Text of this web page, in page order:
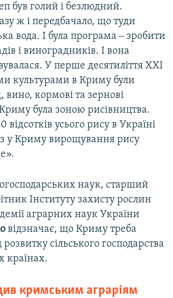
був голий і безлюдний.
ж і передбачало, що туди
вода. І була програма ‒ зробити
і виноградників. І вона
У перше десятиліття ХХI
культурами в Криму були
кормові та зернові
була зоною рисівництва.
усього рису в Україні
у Криму вирощування рису
наук, старший
Інституту захисту рослин
аграрних наук України
відзначає, що Криму треба
сільського господарства
країнах.
кримським аграріям